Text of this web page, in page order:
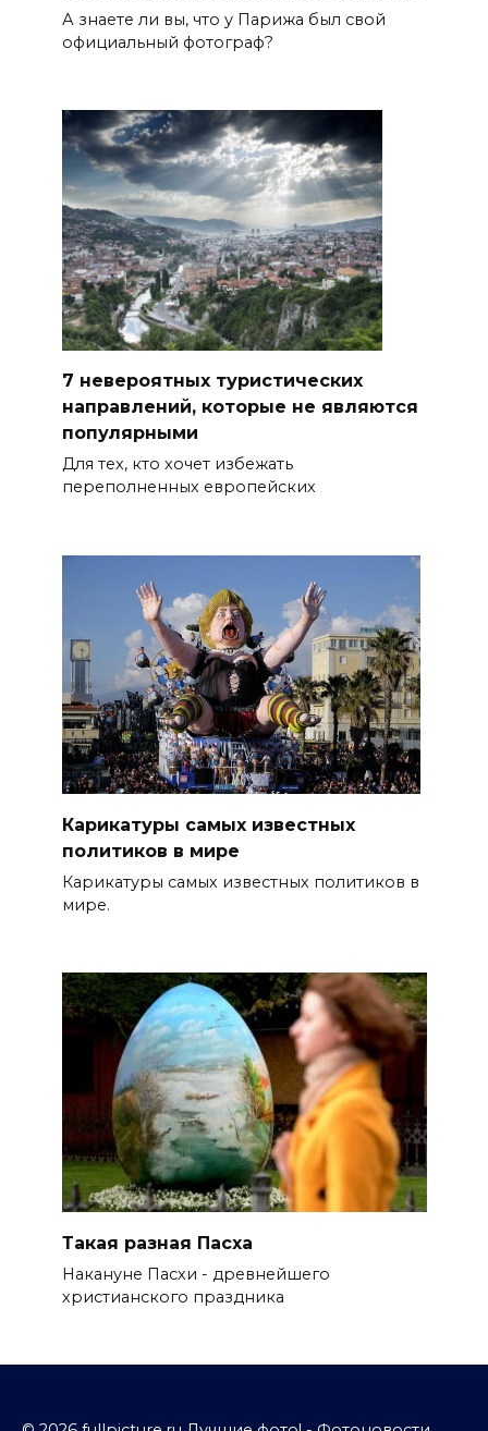
А знаете ли вы, что у Парижа был свой
официальный фотограф?
7 невероятных туристических
направлений, которые не являются
популярными
Для тех, кто хочет избежать
переполненных европейских
Карикатуры самых известных
политиков в мире
Карикатуры самых известных политиков в
мире.
Такая разная Пасха
Накануне Пасхи - древнейшего
христианского праздника